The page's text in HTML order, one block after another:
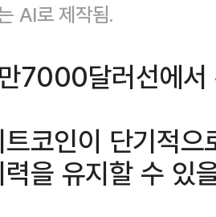
AI로 제작됨.
7000달러선에
트코인이 단기적
을 유지할 수 있